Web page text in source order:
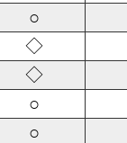
○
◇
◇
○
○